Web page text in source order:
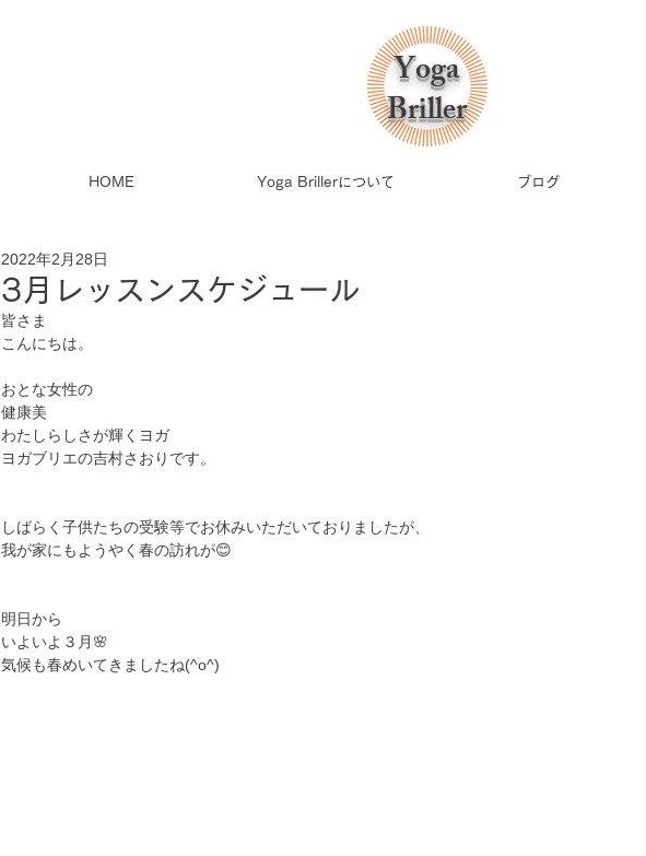
HOME Yoga Brillerについて ブログ
Yoga
Briller
3月レッスンスケジュール
2022年2月28日
皆さま
こんにちは。
おとな女性の
健康美
わたしらしさが輝くヨガ
ヨガブリエの吉村さおりです。
しばらく子供たちの受験等でお休みいただいておりましたが、
我が家にもようやく春の訪れが😊
明日から
いよいよ３月🌸
気候も春めいてきましたね(^o^)